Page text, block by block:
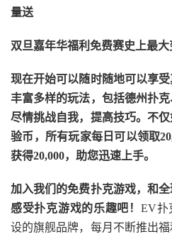
量送
双旦嘉年华福利 免费赛史上最大
现在开始可以随时随地可以享
丰富多样的玩法，包括德州扑
尽情挑战自我，提高技巧。不仅
验币，所有玩家每日可以领取
获得20,000，助您迅速上手。
加入我们的免费扑克游戏，和全
感受扑克游戏的乐趣吧！ EV扑
设的旗舰品牌，每月不断推出